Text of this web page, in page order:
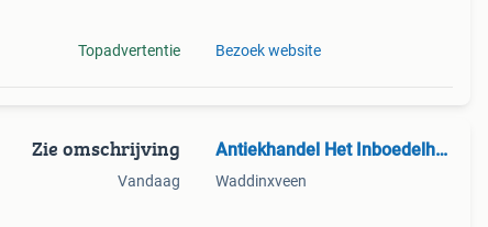
Topadvertentie Bezoek website
Zie omschrijving
Vandaag
Antiekhandel Het Inboedelhuis
Waddinxveen